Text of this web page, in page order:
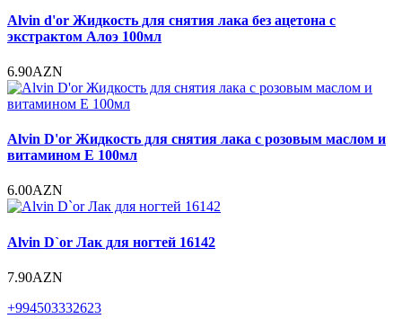
Alvin d'or Жидкость для снятия лака без ацетона с
экстрактом Алоэ 100мл
6.90AZN
Alvin D'or Жидкость для снятия лака с розовым маслом и
витамином Е 100мл
6.00AZN
Alvin D`or Лак для ногтей 16142
7.90AZN
+994503332623